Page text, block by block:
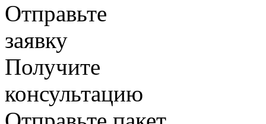
Отправьте
заявку
Получите
консультацию